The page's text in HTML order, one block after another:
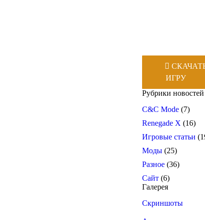
ИГРУ
Рубрики новостей
C&C Mode (7)
Renegade X (16)
Игровые статьи
Моды (25)
Разное (36)
Сайт (6)
Галерея
Скриншоты